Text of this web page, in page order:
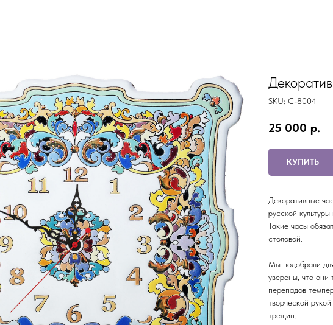
SKU: С-8004
25 000 р.
КУПИТЬ
Декоративные
русской
Такие часы
столовой.
Мы подобрали
уверены, что они
перепадов
творческой
трещин.